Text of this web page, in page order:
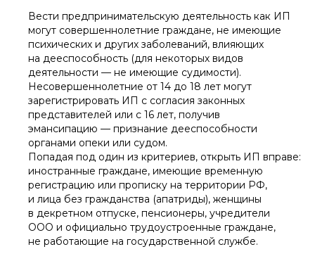
Вести предпринимательскую деятельность как ИП
могут совершеннолетние граждане, не имеющие
психических и других заболеваний, влияющих
на дееспособность (для некоторых видов
деятельности — не имеющие судимости).
Несовершеннолетние от 14 до 18 лет могут
зарегистрировать ИП с согласия законных
представителей или с 16 лет, получив
эмансипацию — признание дееспособности
органами опеки или судом.
Попадая под один из критериев, открыть ИП вправе:
иностранные граждане, имеющие временную
регистрацию или прописку на территории РФ,
и лица без гражданства (апатриды), женщины
в декретном отпуске, пенсионеры, учредители
ООО и официально трудоустроенные граждане,
не работающие на государственной службе.